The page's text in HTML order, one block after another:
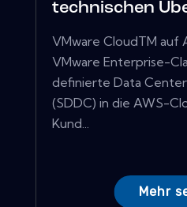
technischen
VMware CloudTM auf
VMware Enterprise-
definierte Data
(SDDC) in die AWS-
Kund...
Mehr